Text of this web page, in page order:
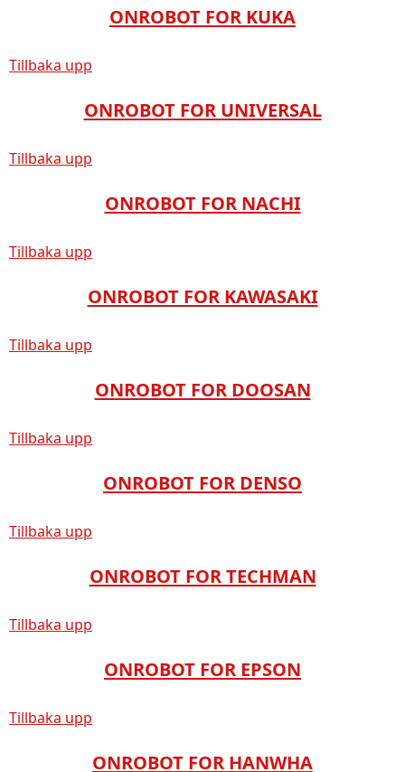
ONROBOT FOR KUKA
Tillbaka upp
ONROBOT FOR UNIVERSAL
Tillbaka upp
ONROBOT FOR NACHI
Tillbaka upp
ONROBOT FOR KAWASAKI
Tillbaka upp
ONROBOT FOR DOOSAN
Tillbaka upp
ONROBOT FOR DENSO
Tillbaka upp
ONROBOT FOR TECHMAN
Tillbaka upp
ONROBOT FOR EPSON
Tillbaka upp
ONROBOT FOR HANWHA